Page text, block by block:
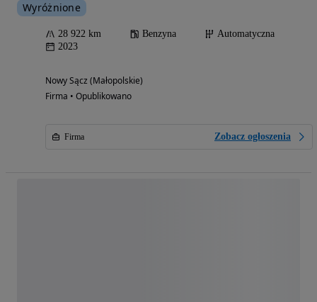
Wyróżnione
28 922 km Benzyna
Automatyczna
2023
Nowy Sącz (Małopolskie)
Firma • Opublikowano
Firma Zobacz ogłoszenia